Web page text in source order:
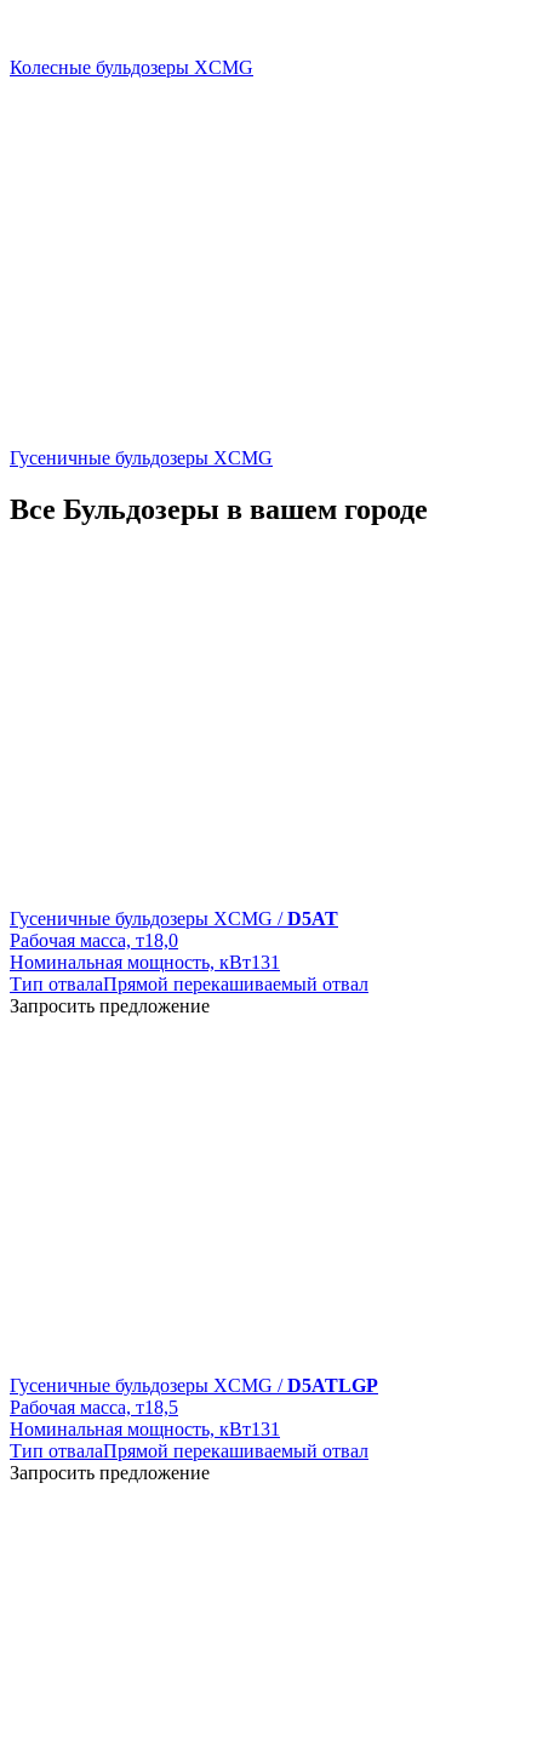
Колесные бульдозеры XCMG
Гусеничные бульдозеры XCMG
Все Бульдозеры в вашем городе
Гусеничные бульдозеры XCMG /D5AT
Рабочая масса, т18,0
Номинальная мощность, кВт131
Тип отвалаПрямой перекашиваемый отвал
Запросить предложение
Гусеничные бульдозеры XCMG /D5ATLGP
Рабочая масса, т18,5
Номинальная мощность, кВт131
Тип отвалаПрямой перекашиваемый отвал
Запросить предложение